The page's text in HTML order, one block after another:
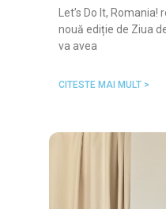
Let’s Do It,
nouă ediție de Ziua
va avea
CITESTE MAI MULT >